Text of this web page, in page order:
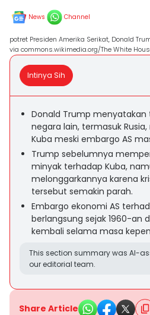
News Channel
potret Presiden Amerika Serikat, Donald
via commons.wikimedia.org/The White
Intinya Sih
Donald Trump menyatakan
negara lain, termasuk
Kuba meski embargo AS
Trump sebelumnya
minyak terhadap Kuba,
melonggarkannya karena
tersebut semakin parah.
Embargo ekonomi AS
berlangsung sejak 1960-an
kembali selama masa
This section summary was AI-
our editorial team.
Share Article